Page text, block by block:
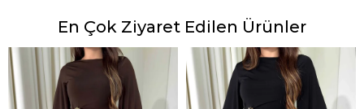
En Çok Ziyaret Edilen Ürünler